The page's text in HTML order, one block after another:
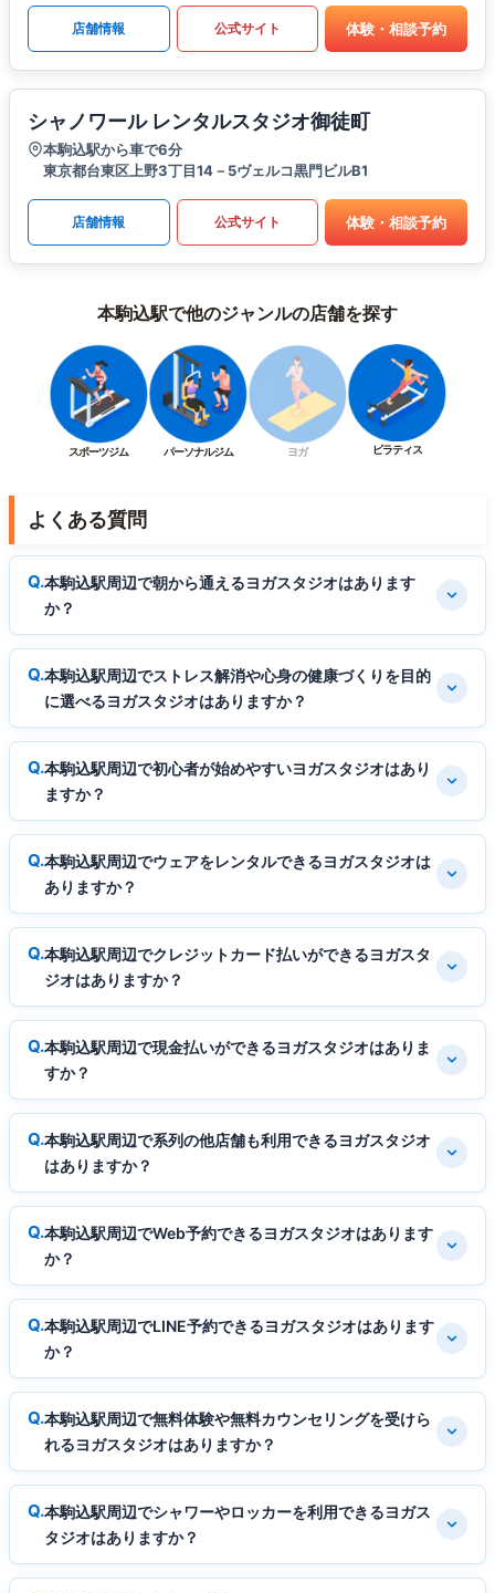
店舗情報 公式サイト 体験・相談予約
シャノワール レンタルスタジオ御徒町
本駒込駅から車で6分
東京都台東区上野3丁目14－5ヴェルコ黒門ビルB1
店舗情報 公式サイト 体験・相談予約
本駒込駅で他のジャンルの店舗を探す
スポーツジム パーソナルジム ヨガ ピラティス
よくある質問
本駒込駅周辺で朝から通えるヨガスタジオはあります
か？
本駒込駅周辺でストレス解消や心身の健康づくりを目的
に選べるヨガスタジオはありますか？
本駒込駅周辺で初心者が始めやすいヨガスタジオはあり
ますか？
本駒込駅周辺でウェアをレンタルできるヨガスタジオは
ありますか？
本駒込駅周辺でクレジットカード払いができるヨガスタ
ジオはありますか？
本駒込駅周辺で現金払いができるヨガスタジオはありま
すか？
本駒込駅周辺で系列の他店舗も利用できるヨガスタジオ
はありますか？
本駒込駅周辺でWeb予約できるヨガスタジオはあります
か？
本駒込駅周辺でLINE予約できるヨガスタジオはあります
か？
本駒込駅周辺で無料体験や無料カウンセリングを受けら
れるヨガスタジオはありますか？
本駒込駅周辺でシャワーやロッカーを利用できるヨガス
タジオはありますか？